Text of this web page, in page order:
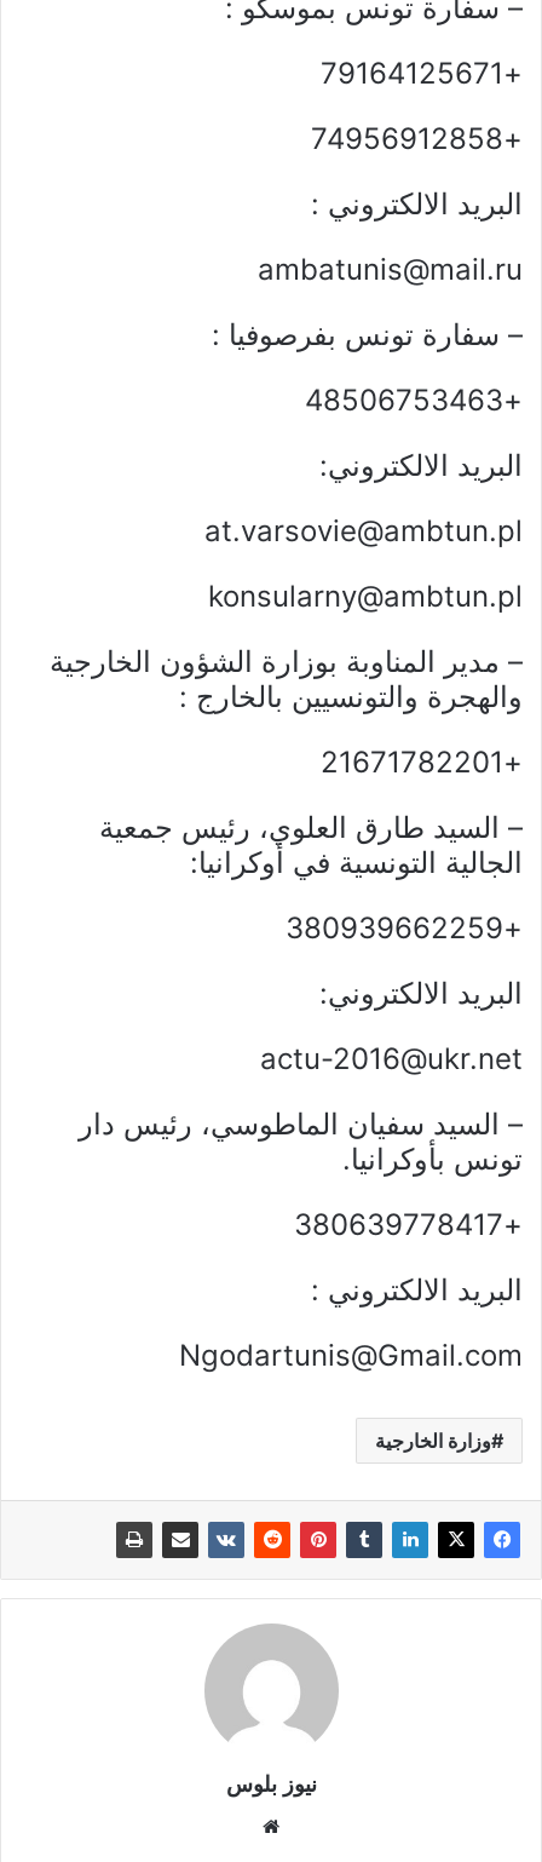
– سفارة تونس بموسكو :
+79164125671
+74956912858
البريد الالكتروني :
ambatunis@mail.ru
– سفارة تونس بفرصوفيا :
+48506753463
البريد الالكتروني:
at.varsovie@ambtun.pl
konsularny@ambtun.pl
– مدير المناوبة بوزارة الشؤون الخارجية
والهجرة والتونسيين بالخارج :
+21671782201
– السيد طارق العلوي، رئيس جمعية
الجالية التونسية في أوكرانيا:
+380939662259
البريد الالكتروني:
actu-2016@ukr.net
– السيد سفيان الماطوسي، رئيس دار
تونس بأوكرانيا.
+380639778417
البريد الالكتروني :
Ngodartunis@Gmail.com
وزارة الخارجية
نيوز بلوس